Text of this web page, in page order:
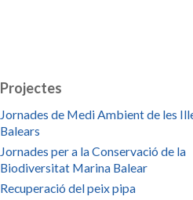
Projectes
Jornades de Medi Ambient de les
Balears
Jornades per a la Conservació de la
Biodiversitat Marina Balear
Recuperació del peix pipa